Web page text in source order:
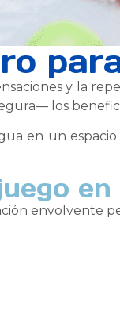
y la
los
en un
en
envolvente